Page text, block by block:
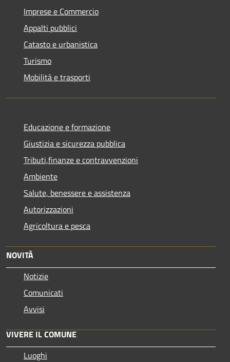
Imprese e Commercio
Appalti pubblici
Catasto e urbanistica
Turismo
Mobilità e trasporti
Educazione e formazione
Giustizia e sicurezza pubblica
Tributi,finanze e contravvenzioni
Ambiente
Salute, benessere e assistenza
Autorizzazioni
Agricoltura e pesca
NOVITÀ
Notizie
Comunicati
Avvisi
VIVERE IL COMUNE
Luoghi